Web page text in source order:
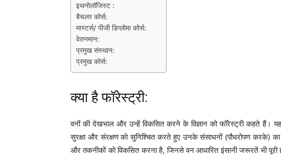
इथनोलॉजिस्ट :
बैचलर कोर्स:
मास्टर्स/ पीजी डिप्लोमा कोर्स:
वेतनमान:
प्रमुख संस्थान:
प्रमुख कोर्स:
क्या है फॉरेस्ट्री:
वनों की देखभाल और उन्हें विकसित करने के विज्ञान को फॉरेस्ट्री कहते हैं।
सुरक्षा और संरक्षण को सुनिश्चित करते हुए उनके संसाधनों (पौधरोपण करके) का
और तकनीकों को विकसित करना है, जिनसे वन आधारित इंसानी जरूरतें भी पूरी